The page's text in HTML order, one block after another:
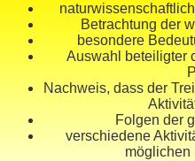
Betrachtung der
besondere
Auswahl beteiligter
Nachweis, dass der
Folgen der
verschiedene
möglichen